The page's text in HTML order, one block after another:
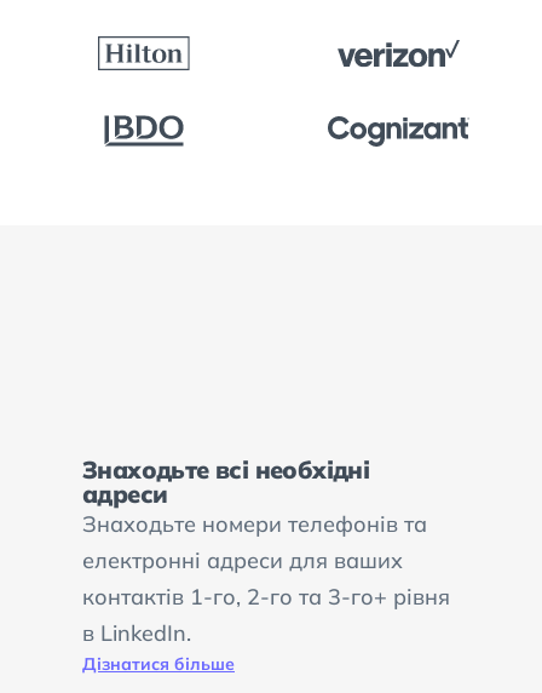
Знаходьте всі необхідні
адреси
Знаходьте номери телефонів та
електронні адреси для ваших
контактів 1-го, 2-го та 3-го+ рівня
в LinkedIn.
Дізнатися більше